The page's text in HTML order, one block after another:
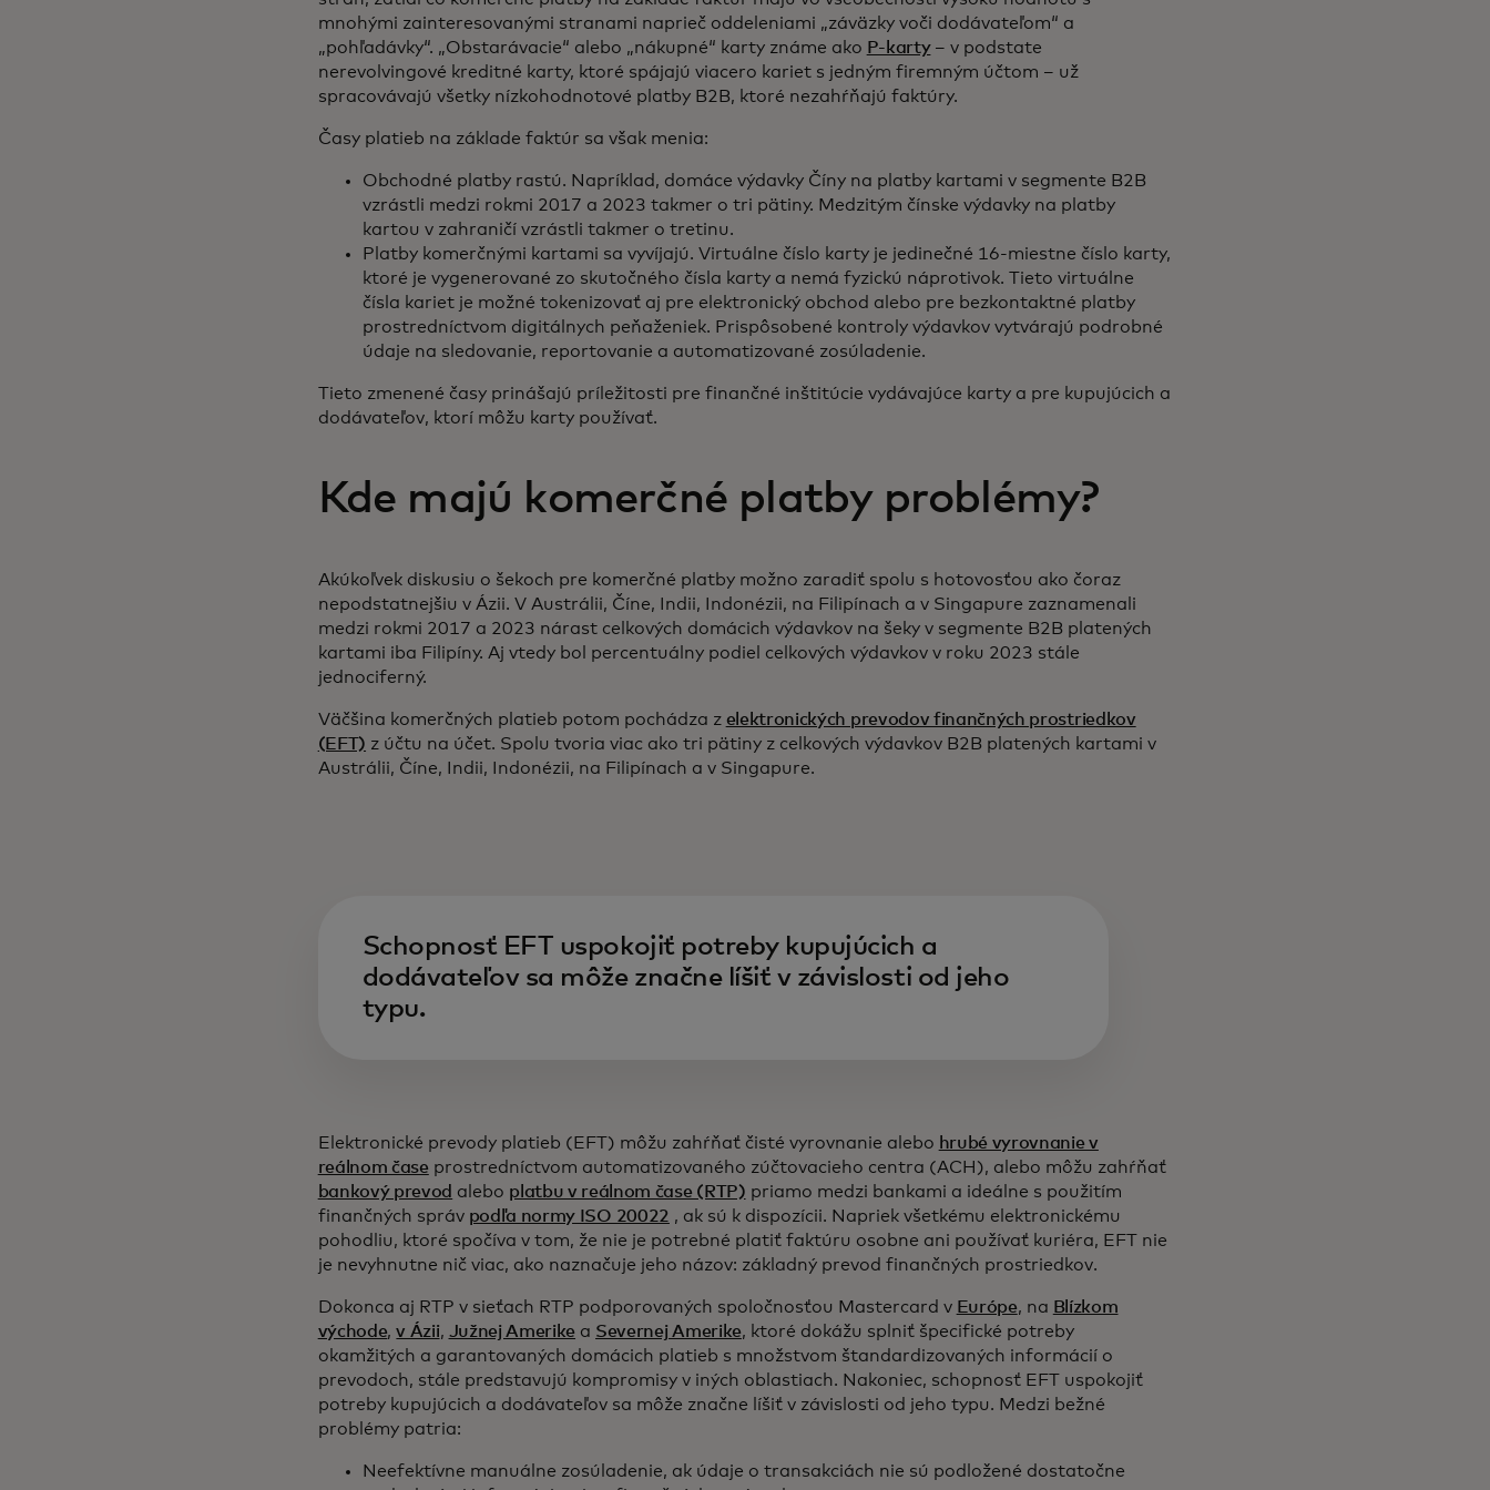
mnohými zainteresovanými stranami naprieč oddeleniami „záväzky voči dodávateľom“ a
„pohľadávky“. „Obstarávacie“ alebo „nákupné“ karty známe ako P-karty– v podstate
nerevolvingové kreditné karty, ktoré spájajú viacero kariet s jedným firemným účtom – už
spracovávajú všetky nízkohodnotové platby B2B, ktoré nezahŕňajú faktúry.
Časy platieb na základe faktúr sa však menia:
Obchodné platby rastú. Napríklad, domáce výdavky Číny na platby kartami v segmente B2B
vzrástli medzi rokmi 2017 a 2023 takmer o tri pätiny. Medzitým čínske výdavky na platby
kartou v zahraničí vzrástli takmer o tretinu.
Platby komerčnými kartami sa vyvíjajú. Virtuálne číslo karty je jedinečné 16-miestne číslo karty,
ktoré je vygenerované zo skutočného čísla karty a nemá fyzickú náprotivok. Tieto virtuálne
čísla kariet je možné tokenizovať aj pre elektronický obchod alebo pre bezkontaktné platby
prostredníctvom digitálnych peňaženiek. Prispôsobené kontroly výdavkov vytvárajú podrobné
údaje na sledovanie, reportovanie a automatizované zosúladenie.
Tieto zmenené časy prinášajú príležitosti pre finančné inštitúcie vydávajúce karty a pre kupujúcich a
dodávateľov, ktorí môžu karty používať.
Kde majú komerčné platby problémy?
Akúkoľvek diskusiu o šekoch pre komerčné platby možno zaradiť spolu s hotovosťou ako čoraz
nepodstatnejšiu v Ázii. V Austrálii, Číne, Indii, Indonézii, na Filipínach a v Singapure zaznamenali
medzi rokmi 2017 a 2023 nárast celkových domácich výdavkov na šeky v segmente B2B platených
kartami iba Filipíny. Aj vtedy bol percentuálny podiel celkových výdavkov v roku 2023 stále
jednociferný.
Väčšina komerčných platieb potom pochádza z elektronických prevodov finančných prostriedkov
(EFT) z účtu na účet. Spolu tvoria viac ako tri pätiny z celkových výdavkov B2B platených kartami v
Austrálii, Číne, Indii, Indonézii, na Filipínach a v Singapure.
Schopnosť EFT uspokojiť potreby kupujúcich a
dodávateľov sa môže značne líšiť v závislosti od jeho
typu.
Elektronické prevody platieb (EFT) môžu zahŕňať čisté vyrovnanie alebo hrubé vyrovnanie v
reálnom čase prostredníctvom automatizovaného zúčtovacieho centra (ACH), alebo môžu zahŕňať
bankový prevod alebo platbu v reálnom čase (RTP) priamo medzi bankami a ideálne s použitím
finančných správ podľa normy ISO 20022 , ak sú k dispozícii. Napriek všetkému elektronickému
pohodliu, ktoré spočíva v tom, že nie je potrebné platiť faktúru osobne ani používať kuriéra, EFT nie
je nevyhnutne nič viac, ako naznačuje jeho názov: základný prevod finančných prostriedkov.
Dokonca aj RTP v sieťach RTP podporovaných spoločnosťou Mastercard v Európe, na Blízkom
východe,v Ázii, Južnej Amerike a Severnej Amerike, ktoré dokážu splniť špecifické potreby
okamžitých a garantovaných domácich platieb s množstvom štandardizovaných informácií o
prevodoch, stále predstavujú kompromisy v iných oblastiach. Nakoniec, schopnosť EFT uspokojiť
potreby kupujúcich a dodávateľov sa môže značne líšiť v závislosti od jeho typu. Medzi bežné
problémy patria:
Neefektívne manuálne zosúladenie, ak údaje o transakciách nie sú podložené dostatočne